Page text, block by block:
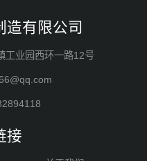
造有限公司
工业园西环一路12号
接